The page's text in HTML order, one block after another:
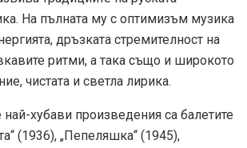
На пълната му с оптимизъм музика
дръзката стремителност на
ритми, а така също и широкото
чистата и светла лирика.
хубави произведения са балетите
(1936), „Пепеляшка“ (1945),